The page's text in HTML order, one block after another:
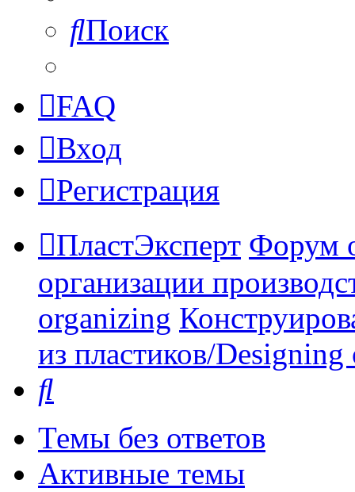
Поиск
FAQ
Вход
Регистрация
ПластЭксперт Форум
организации
organizing
из пластиков/
Темы без ответов
Активные темы